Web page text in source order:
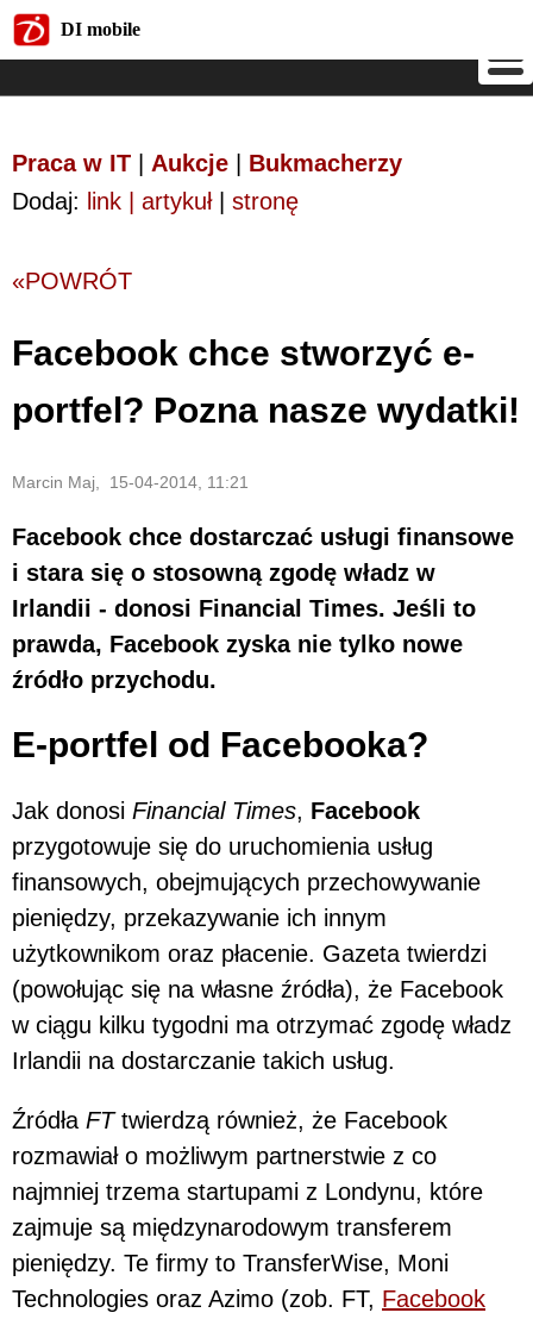
DI mobile
Praca w IT Aukcje
Bukmacherzy
Dodaj: link | artykuł| stronę
«POWRÓT
Facebook chce stworzyć e-
portfel? Pozna nasze wydatki!
Marcin Maj, 15-04-2014, 11:21
Facebook chce dostarczać usługi finansowe
i stara się o stosowną zgodę władz w
Irlandii - donosi Financial Times. Jeśli to
prawda, Facebook zyska nie tylko nowe
źródło przychodu.
E-portfel od Facebooka?
Jak donosi Financial Times, Facebook
przygotowuje się do uruchomienia usług
finansowych, obejmujących przechowywanie
pieniędzy, przekazywanie ich innym
użytkownikom oraz płacenie. Gazeta twierdzi
(powołując się na własne źródła), że Facebook
w ciągu kilku tygodni ma otrzymać zgodę władz
Irlandii na dostarczanie takich usług.
Źródła FTtwierdzą również, że Facebook
rozmawiał o możliwym partnerstwie z co
najmniej trzema startupami z Londynu, które
zajmuje są międzynarodowym transferem
pieniędzy. Te firmy to TransferWise, Moni
Technologies oraz Azimo (zob. FT, Facebook
DI mobile